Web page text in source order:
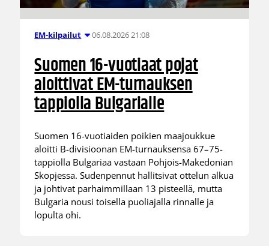
EM-kilpailut 06.08.2026 21:08
Suomen 16-vuotiaat pojat
aloittivat EM-turnauksen
tappiolla Bulgarialle
Suomen 16-vuotiaiden poikien maajoukkue
aloitti B-divisioonan EM-turnauksensa 67–75-
tappiolla Bulgariaa vastaan Pohjois-Makedonian
Skopjessa. Sudenpennut hallitsivat ottelun alkua
ja johtivat parhaimmillaan 13 pisteellä, mutta
Bulgaria nousi toisella puoliajalla rinnalle ja
lopulta ohi.